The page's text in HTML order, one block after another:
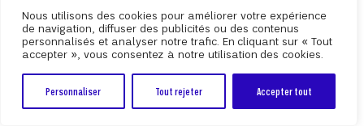
Nous utilisons des cookies pour améliorer votre expérience
de navigation, diffuser des publicités ou des contenus
personnalisés et analyser notre trafic. En cliquant sur « Tout
accepter », vous consentez à notre utilisation des cookies.
Personnaliser Tout rejeter Accepter tout